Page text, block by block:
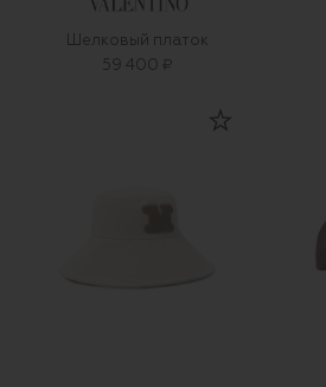
Шелковый платок
59 400 ₽